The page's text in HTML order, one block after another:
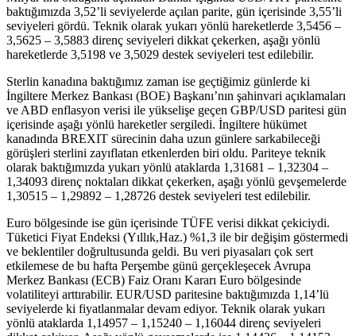
baktığımızda 3,52’li seviyelerde açılan parite, gün içerisinde 3,55’li
seviyeleri gördü. Teknik olarak yukarı yönlü hareketlerde 3,5456 –
3,5625 – 3,5883 direnç seviyeleri dikkat çekerken, aşağı yönlü
hareketlerde 3,5198 ve 3,5029 destek seviyeleri test edilebilir.
Sterlin kanadına baktığımız zaman ise geçtiğimiz günlerde ki
İngiltere Merkez Bankası (BOE) Başkanı’nın şahinvari açıklamaları
ve ABD enflasyon verisi ile yükselişe geçen GBP/USD paritesi gün
içerisinde aşağı yönlü hareketler sergiledi. İngiltere hükümet
kanadında BREXIT sürecinin daha uzun günlere sarkabileceği
görüşleri sterlini zayıflatan etkenlerden biri oldu. Pariteye teknik
olarak baktığımızda yukarı yönlü ataklarda 1,31681 – 1,32304 –
1,34093 direnç noktaları dikkat çekerken, aşağı yönlü gevşemelerde
1,30515 – 1,29892 – 1,28726 destek seviyeleri test edilebilir.
Euro bölgesinde ise gün içerisinde TÜFE verisi dikkat çekiciydi.
Tüketici Fiyat Endeksi (Yıllık,Haz.) %1,3 ile bir değişim göstermedi
ve beklentiler doğrultusunda geldi. Bu veri piyasaları çok sert
etkilemese de bu hafta Perşembe günü gerçekleşecek Avrupa
Merkez Bankası (ECB) Faiz Oranı Kararı Euro bölgesinde
volatiliteyi arttırabilir. EUR/USD paritesine baktığımızda 1,14’lü
seviyelerde ki fiyatlanmalar devam ediyor. Teknik olarak yukarı
yönlü ataklarda 1,14957 – 1,15240 – 1,16044 direnç seviyeleri